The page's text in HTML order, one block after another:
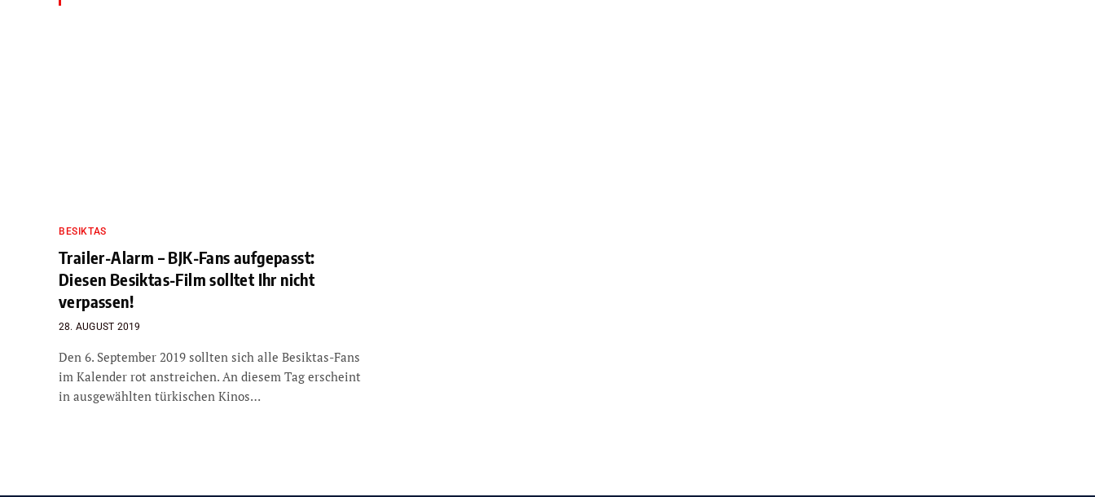
BESIKTAS
Trailer-Alarm – BJK-Fans aufgepasst:
Diesen Besiktas-Film solltet Ihr nicht
verpassen!
28. AUGUST 2019
Den 6. September 2019 sollten sich alle Besiktas-Fans
im Kalender rot anstreichen. An diesem Tag erscheint
in ausgewählten türkischen Kinos…